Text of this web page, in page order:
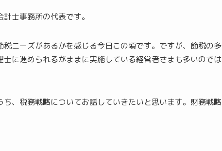
士事務所の代表です。
ニーズがあるかを感じる今日この頃です。ですが、節税の多
に進められるがままに実施している経営者さまも多いのでは
、税務戦略についてお話していきたいと思います。財務戦略